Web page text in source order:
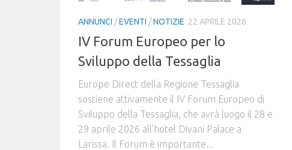
ANNUNCI /EVENTI /NOTIZIE 22 APRILE 2026
IV Forum Europeo per lo
Sviluppo della Tessaglia
Europe Direct della Regione Tessaglia
sostiene attivamente il IV Forum Europeo di
Sviluppo della Tessaglia, che avrà luogo il 28 e
29 aprile 2026 all'hotel Divani Palace a
Larissa. Il Forum è importante...